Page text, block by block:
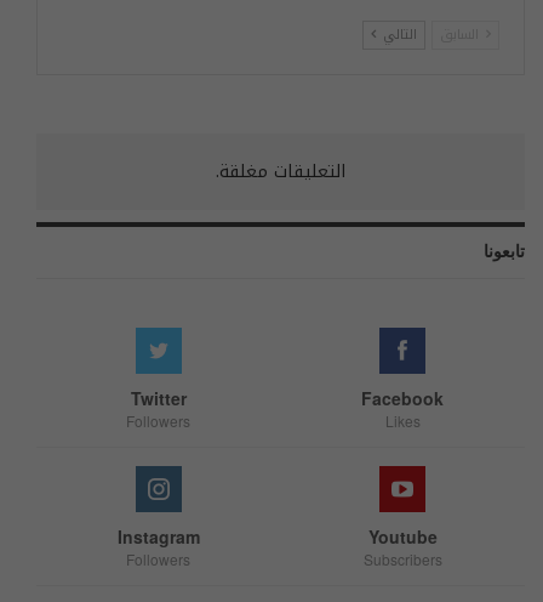
التالي
التعليقات مغلقة.
تابعونا
Facebook
Likes
Twitter
Followers
Youtube
Subscribers
Instagram
Followers